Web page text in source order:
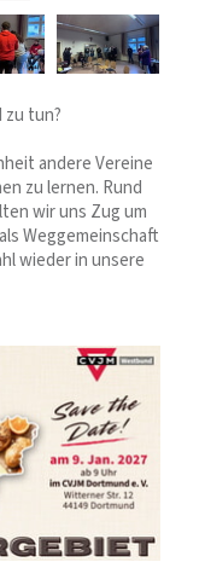
zu tun?
andere Vereine
zu lernen. Rund
wir uns Zug um
Weggemeinschaft
wieder in unsere